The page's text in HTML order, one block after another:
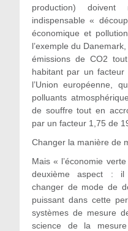
production)
indispensable «
économique et
l’exemple du
émissions de CO2
habitant par un
l’Union européenne,
polluants
de souffre tout en
par un facteur 1,75 de
Changer la manière de
Mais « l’économie
deuxième aspect : il
changer de mode de
puissant dans cette
systèmes de mesure
science de la